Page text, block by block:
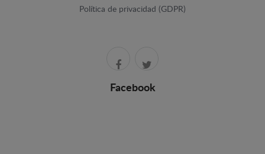
Política de privacidad (GDPR)
Facebook